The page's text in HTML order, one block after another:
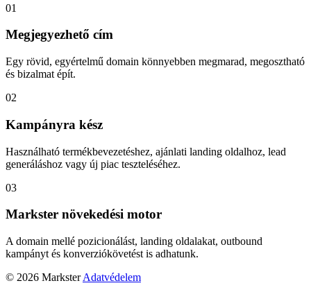
01
Megjegyezhető cím
Egy rövid, egyértelmű domain könnyebben megmarad, megosztható
és bizalmat épít.
02
Kampányra kész
Használható termékbevezetéshez, ajánlati landing oldalhoz, lead
generáláshoz vagy új piac teszteléséhez.
03
Markster növekedési motor
A domain mellé pozicionálást, landing oldalakat, outbound
kampányt és konverziókövetést is adhatunk.
© 2026 Markster Adatvédelem